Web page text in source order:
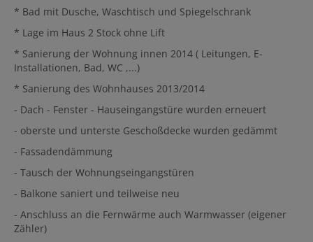
* Bad mit Dusche, Waschtisch und Spiegelschrank
* Lage im Haus 2 Stock ohne Lift
* Sanierung der Wohnung innen 2014 ( Leitungen, E-
Installationen, Bad, WC ,...)
* Sanierung des Wohnhauses 2013/2014
- Dach - Fenster - Hauseingangstüre wurden erneuert
- oberste und unterste Geschoßdecke wurden gedämmt
- Fassadendämmung
- Tausch der Wohnungseingangstüren
- Balkone saniert und teilweise neu
- Anschluss an die Fernwärme auch Warmwasser (eigener
Zähler)